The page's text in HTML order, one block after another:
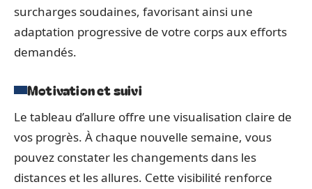
surcharges soudaines, favorisant ainsi une
adaptation progressive de votre corps aux efforts
demandés.
Motivation et suivi
Le tableau d’allure offre une visualisation claire de
vos progrès. À chaque nouvelle semaine, vous
pouvez constater les changements dans les
distances et les allures. Cette visibilité renforce